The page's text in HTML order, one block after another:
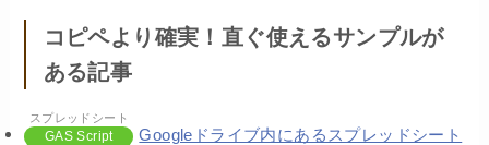
コピペより確実！直ぐ使えるサンプルが
ある記事
GAS Script
スプレッドシート
Googleドライブ内にあるスプレッドシート